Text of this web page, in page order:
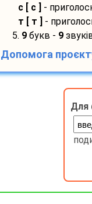
с [ с ]
-
т [ т ]
-
5. 9букв - 9
Допомога
Для